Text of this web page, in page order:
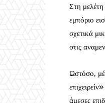
Στη
εμπόριο
σχετικά
στις
Ωστόσο,
άμεσες